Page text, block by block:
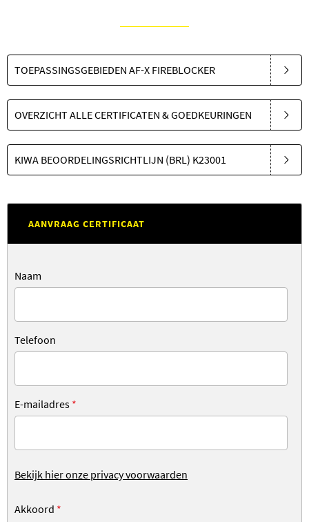
TOEPASSINGSGEBIEDEN AF-X FIREBLOCKER
OVERZICHT ALLE CERTIFICATEN & GOEDKEURINGEN
KIWA BEOORDELINGSRICHTLIJN (BRL) K23001
AANVRAAG CERTIFICAAT
Naam
Telefoon
E-mailadres *
Bekijk hier onze privacy voorwaarden
Akkoord *